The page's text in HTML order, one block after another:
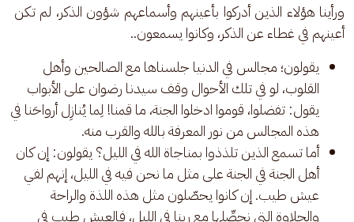
ورأينا هؤلاء الذين أدركوا بأعينهم وأسماعهم شؤون الذكر، لم تكن
أعينهم في غطاء عن الذكر، وكانوا يسمعون..
يقولون؛ مجالس في الدنيا جلسناها مع الصالحين وأهل
القلوب، لو في تلك الأحوال وقف سيدنا رضوان على الأبواب
يقول: تفضلوا، قوموا ادخلوا الجنة، ما قمنا! لِما يُنازِل أرواحَنا في
هذه المجالس من نور المعرفة بالله والقرب منه.
أما تسمع الذين تلذذوا بمناجاة الله في الليل؟ يقولون: إن كان
أهل الجنة في الجنة على مثل ما نحن فيه في الليل، إنهم لفي
عيش طيب. إن كانوا يحصّلون مثل هذه اللذة والراحة
والحلاوة التي نحصِّلها مع ربنا في الليل، فالعيش طيب في